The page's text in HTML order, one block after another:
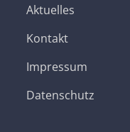
Aktuelles
Kontakt
Impressum
Datenschutz